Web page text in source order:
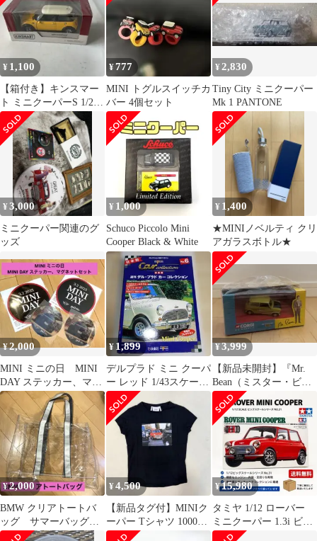
¥ 1,100
【箱付き】キンスマー
ト ミニクーパーS 1/28
ミニカー プルバックカ
ー 黄
¥777
MINI トグルスイッチカ
バー 4個セット
¥ 2,830
Tiny City ミニクーパー
Mk 1 PANTONE
¥3,000
ミニクーパー関連のグ
ッズ
¥ 1,000
Schuco Piccolo Mini
Cooper Black & White
¥ 1,400
★MINIノベルティ クリ
アガラスボトル★
¥2,000
MINI ミニの日 MINI
DAY ステッカー、マグ
ネットセット
¥ 1,899
デルプラド ミニ クーパ
ー レッド 1/43スケール
ミニカー
¥3,999
【新品未開封】『Mr.
Bean（ミスター・ビー
ン）』CORGI ミニクー
パー
¥2,000
BMW クリアトートバ
ッグ サマーバッグ
非売品
¥4,500
【新品タグ付】MINIク
ーパー Tシャツ 1000枚
限定 ブラック XS
¥15,980
タミヤ 1/12 ローバー
ミニクーパー 1.3i ビッ
グスケール 未組み立